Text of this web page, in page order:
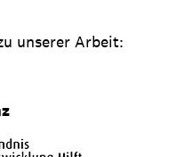
unserer Arbeit: